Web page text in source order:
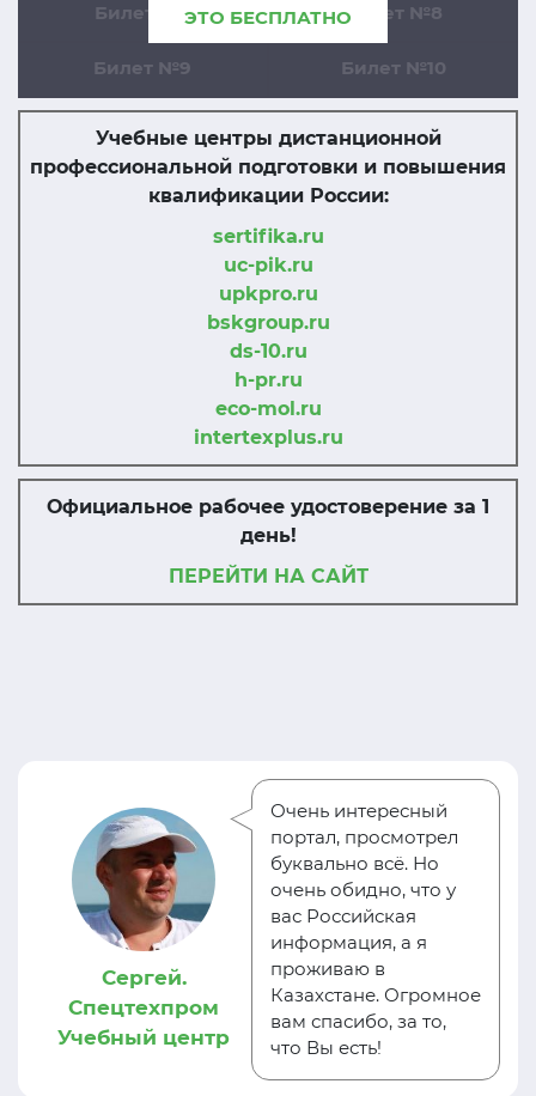
ЭТО БЕСПЛАТНО
Билет №7 Билет №8
Билет №9 Билет №10
Учебные центры дистанционной
профессиональной подготовки и повышения
квалификации России:
sertifika.ru
uc-pik.ru
upkpro.ru
bskgroup.ru
ds-10.ru
h-pr.ru
eco-mol.ru
intertexplus.ru
Официальное рабочее удостоверение за 1
день!
ПЕРЕЙТИ НА САЙТ
Сергей.
Спецтехпром
Учебный центр
Очень интересный
портал, просмотрел
буквально всё. Но
очень обидно, что у
вас Российская
информация, а я
проживаю в
Казахстане. Огромное
вам спасибо, за то,
что Вы есть!